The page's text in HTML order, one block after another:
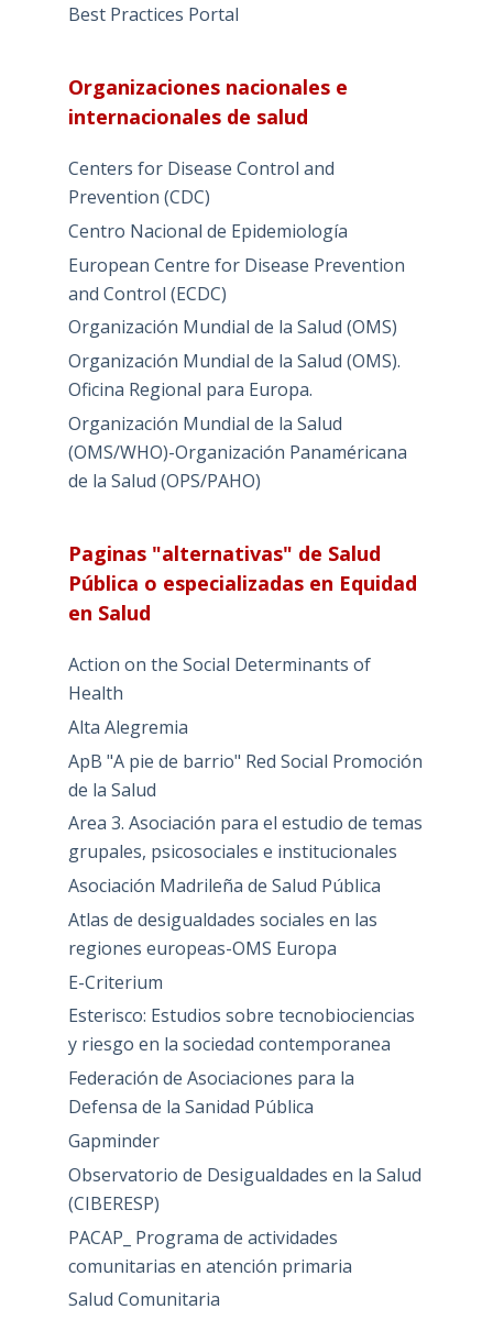
Best Practices Portal
Organizaciones nacionales e
internacionales de salud
Centers for Disease Control and
Prevention (CDC)
Centro Nacional de Epidemiología
European Centre for Disease Prevention
and Control (ECDC)
Organización Mundial de la Salud (OMS)
Organización Mundial de la Salud (OMS).
Oficina Regional para Europa.
Organización Mundial de la Salud
(OMS/WHO)-Organización Panaméricana
de la Salud (OPS/PAHO)
Paginas "alternativas" de Salud
Pública o especializadas en Equidad
en Salud
Action on the Social Determinants of
Health
Alta Alegremia
ApB "A pie de barrio" Red Social Promoción
de la Salud
Area 3. Asociación para el estudio de temas
grupales, psicosociales e institucionales
Asociación Madrileña de Salud Pública
Atlas de desigualdades sociales en las
regiones europeas-OMS Europa
E-Criterium
Esterisco: Estudios sobre tecnobiociencias
y riesgo en la sociedad contemporanea
Federación de Asociaciones para la
Defensa de la Sanidad Pública
Gapminder
Observatorio de Desigualdades en la Salud
(CIBERESP)
PACAP_ Programa de actividades
comunitarias en atención primaria
Salud Comunitaria